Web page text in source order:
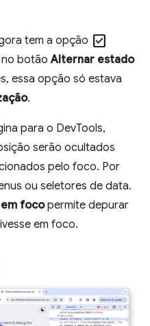
tem a opção check_box
botãoAlternar estado
essa opção só estava
.
para o DevTools,
serão ocultados
pelo foco. Por
ou seletores de data.
em focopermite depurar
em foco.